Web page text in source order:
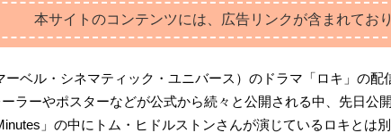
本サイトのコンテンツには、広告リンクが含まれており
ーベル・シネマティック・ユニバース）のドラマ「ロキ」の配
ーラーやポスターなどが公式から続々と公開される中、先日公
」の中にトム・ヒドルストンさんが演じているロキとは